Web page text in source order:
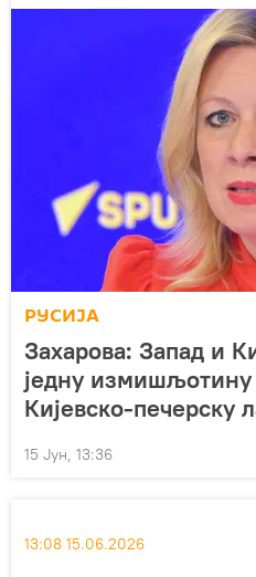
РУСИЈА
Захарова: Запад и
једну измишљотину
Кијевско-печерску
15 Јун, 13:36
13:08 15.06.2026